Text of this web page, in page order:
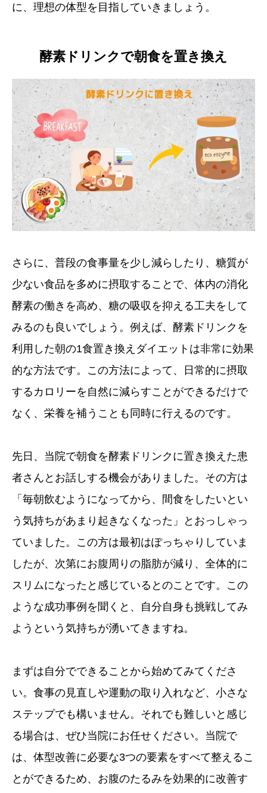
に、理想の体型を目指していきましょう。
酵素ドリンクで朝食を置き換え
さらに、普段の食事量を少し減らしたり、糖質が
少ない食品を多めに摂取することで、体内の消化
酵素の働きを高め、糖の吸収を抑える工夫をして
みるのも良いでしょう。例えば、酵素ドリンクを
利用した朝の1食置き換えダイエットは非常に効果
的な方法です。この方法によって、日常的に摂取
するカロリーを自然に減らすことができるだけで
なく、栄養を補うことも同時に行えるのです。
先日、当院で朝食を酵素ドリンクに置き換えた患
者さんとお話しする機会がありました。その方は
「毎朝飲むようになってから、間食をしたいとい
う気持ちがあまり起きなくなった」とおっしゃっ
ていました。この方は最初はぽっちゃりしていま
したが、次第にお腹周りの脂肪が減り、全体的に
スリムになったと感じているとのことです。この
ような成功事例を聞くと、自分自身も挑戦してみ
ようという気持ちが湧いてきますね。
まずは自分でできることから始めてみてくださ
い。食事の見直しや運動の取り入れなど、小さな
ステップでも構いません。それでも難しいと感じ
る場合は、ぜひ当院にお任せください。当院で
は、体型改善に必要な3つの要素をすべて整えるこ
とができるため、お腹のたるみを効果的に改善す